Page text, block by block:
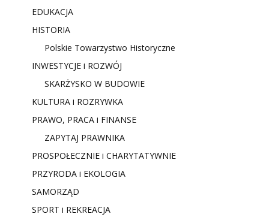
EDUKACJA
HISTORIA
Polskie Towarzystwo Historyczne
INWESTYCJE i ROZWÓJ
SKARŻYSKO W BUDOWIE
KULTURA i ROZRYWKA
PRAWO, PRACA i FINANSE
ZAPYTAJ PRAWNIKA
PROSPOŁECZNIE i CHARYTATYWNIE
PRZYRODA i EKOLOGIA
SAMORZĄD
SPORT i REKREACJA